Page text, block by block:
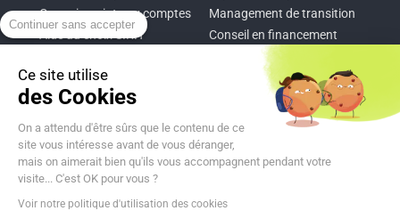
Continuer sans accepter
Ce site utilise
des Cookies
On a attendu d'être sûrs que le contenu de ce
site vous intéresse avant de vous déranger,
mais on aimerait bien qu'ils vous accompagnent pendant votre
visite... C'est OK pour vous ?
Voir notre politique d'utilisation des cookies
Commissariat aux comptes
Aide au choix SIRH
Audit RSE
Management de transition
Conseil en financement
Pilotage d’entreprise
Intégration de logiciels
Now, for tomorrow
Ce site web a été développé dans une démarche
En savoir plus sur l’écoconception